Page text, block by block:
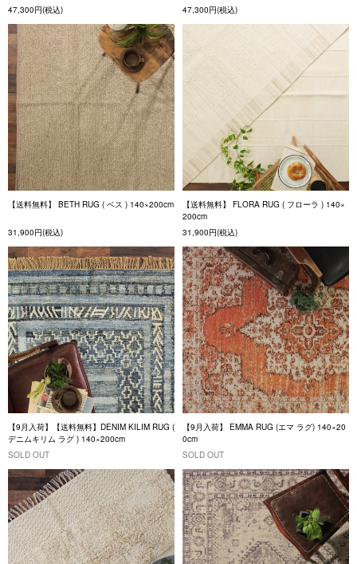
47,300円(税込)
47,300円(税込)
【送料無料】 BETH RUG ( ベス ) 140×200cm
31,900円(税込)
【送料無料】 FLORA RUG ( フローラ ) 140×
200cm
31,900円(税込)
【9月入荷】【送料無料】DENIM KILIM RUG (
デニムキリム ラグ ) 140×200cm
SOLD OUT
【9月入荷】 EMMA RUG (エマ ラグ) 140×20
0cm
SOLD OUT